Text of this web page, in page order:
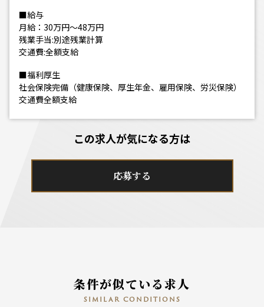
■給与
月給：30万円～48万円
残業手当:別途残業計算
交通費:全額支給
■福利厚生
社会保険完備（健康保険、厚生年金、雇用保険、労災保険）
交通費全額支給
この求人が気になる方は
応募する
条件が似ている求人
similar conditions